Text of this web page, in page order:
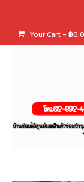
Your Cart - ฿